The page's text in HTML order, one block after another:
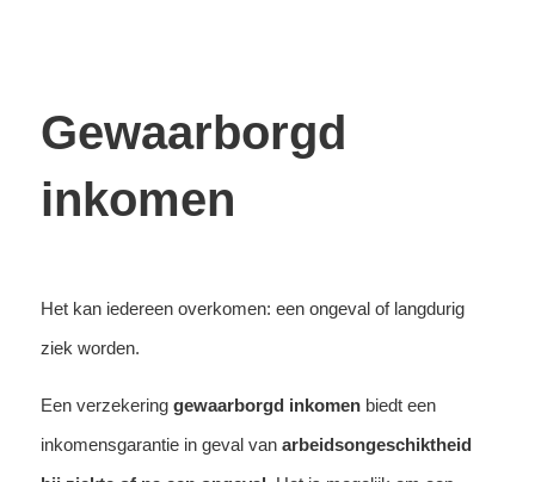
Gewaarborgd
inkomen
Het kan iedereen overkomen: een ongeval of langdurig
ziek worden.
Een verzekering gewaarborgd inkomen biedt een
inkomensgarantie in geval van arbeidsongeschiktheid